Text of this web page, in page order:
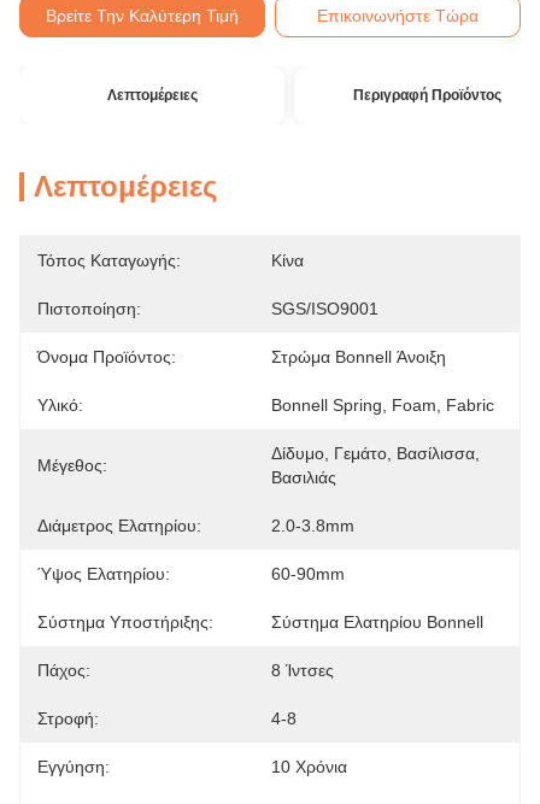
Βρείτε Την Καλύτερη Τιμή
Επικοινωνήστε Τώρα
Λεπτομέρειες Περιγραφή Προϊόντος
Λεπτομέρειες
Τόπος Καταγωγής: Κίνα
Πιστοποίηση: SGS/ISO9001
Όνομα Προϊόντος: Στρώμα Bonnell Άνοιξη
Υλικό: Bonnell Spring, Foam, Fabric
Μέγεθος:
Δίδυμο, Γεμάτο, Βασίλισσα,
Βασιλιάς
Διάμετρος Ελατηρίου: 2.0-3.8mm
Ύψος Ελατηρίου: 60-90mm
Σύστημα Υποστήριξης: Σύστημα Ελατηρίου Bonnell
Πάχος: 8 Ίντσες
Στροφή: 4-8
Εγγύηση: 10 Χρόνια